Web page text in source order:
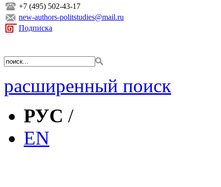
+7 (495) 502-43-17
new-authors-politstudies@mail.ru
Подписка
расширенный поиск
РУС /
EN